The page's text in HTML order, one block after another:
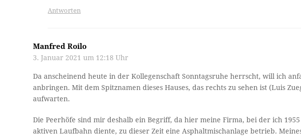
Antworten
Manfred Roilo
3. Januar 2021 um 12:18 Uhr
Da anscheinend heute in der Kollegenschaft Sonntagsruhe herrscht, will ich
anbringen. Mit dem Spitznamen dieses Hauses, das rechts zu sehen ist (Luis
aufwarten.
Die Peerhöfe sind mir deshalb ein Begriff, da hier meine Firma, bei der ich
aktiven Laufbahn diente, zu dieser Zeit eine Asphaltmischanlage betrieb.